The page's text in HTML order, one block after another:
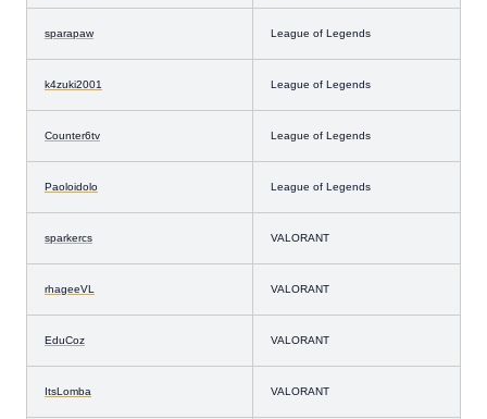
sparapaw League of Legends
k4zuki2001 League of Legends
Counter6tv League of Legends
Paoloidolo League of Legends
sparkercs VALORANT
rhageeVL VALORANT
EduCoz VALORANT
ItsLomba VALORANT